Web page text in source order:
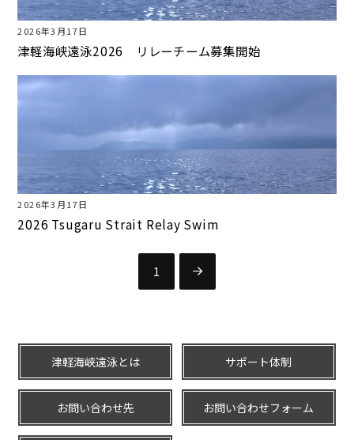
2026年3月17日
津軽海峡遠泳2026 リレーチーム募集開始
2026年3月17日
2026 Tsugaru Strait Relay Swim
1 Next
津軽海峡遠泳とは サポート体制
お問い合わせ先 お問い合わせフォーム